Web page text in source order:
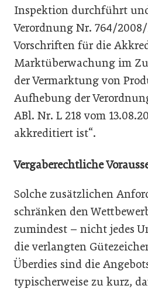
Inspektion durchführt
Verordnung Nr. 764/
Vorschriften für die
Marktüberwachung im
der Vermarktung von
Aufhebung der
ABl. Nr. L 218 vom
akkreditiert ist“.
Vergaberechtliche
Solche zusätzlichen
schränken den
zumindest – nicht jedes
die verlangten
Überdies sind die
typischerweise zu kurz,